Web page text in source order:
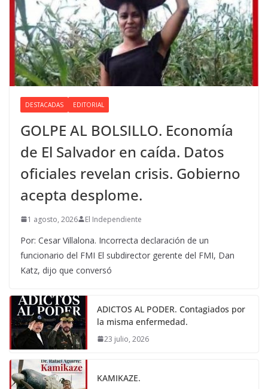
DESTACADAS EDITORIAL
GOLPE AL BOLSILLO. Economía
de El Salvador en caída. Datos
oficiales revelan crisis. Gobierno
acepta desplome.
1 agosto, 2026 El Independiente
Por: Cesar Villalona. Incorrecta declaración de un
funcionario del FMI El subdirector gerente del FMI, Dan
Katz, dijo que conversó
ADICTOS AL PODER. Contagiados por
la misma enfermedad.
23 julio, 2026
KAMIKAZE.